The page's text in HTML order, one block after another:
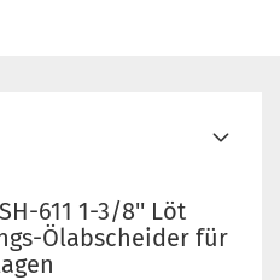
611 1-3/8'' Löt
Ölabscheider für